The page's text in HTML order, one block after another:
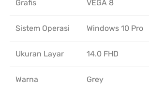
Grafis VEGA 8
Sistem Operasi Windows 10 Pro
Ukuran Layar 14.0 FHD
Warna Grey